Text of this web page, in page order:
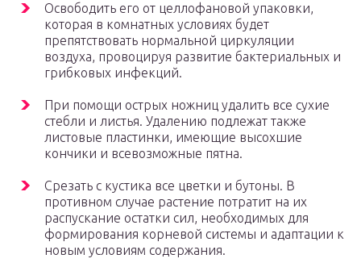
Освободить его от целлофановой упаковки,
которая в комнатных условиях будет
препятствовать нормальной циркуляции
воздуха, провоцируя развитие бактериальных и
грибковых инфекций.
При помощи острых ножниц удалить все сухие
стебли и листья. Удалению подлежат также
листовые пластинки, имеющие высохшие
кончики и всевозможные пятна.
Срезать с кустика все цветки и бутоны. В
противном случае растение потратит на их
распускание остатки сил, необходимых для
формирования корневой системы и адаптации к
новым условиям содержания.